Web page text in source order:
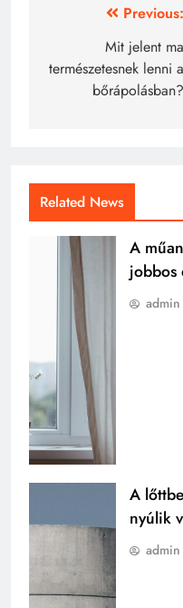
Bejegyzés
navigáció
Previous:
Mit jelent ma
természetesnek lenni a
bőrápolásban?
Related News
A
jobbos
admin
A
nyúlik
admin